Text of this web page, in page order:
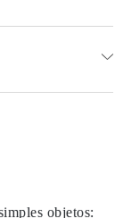
de entrega se
la entrega
objetos: